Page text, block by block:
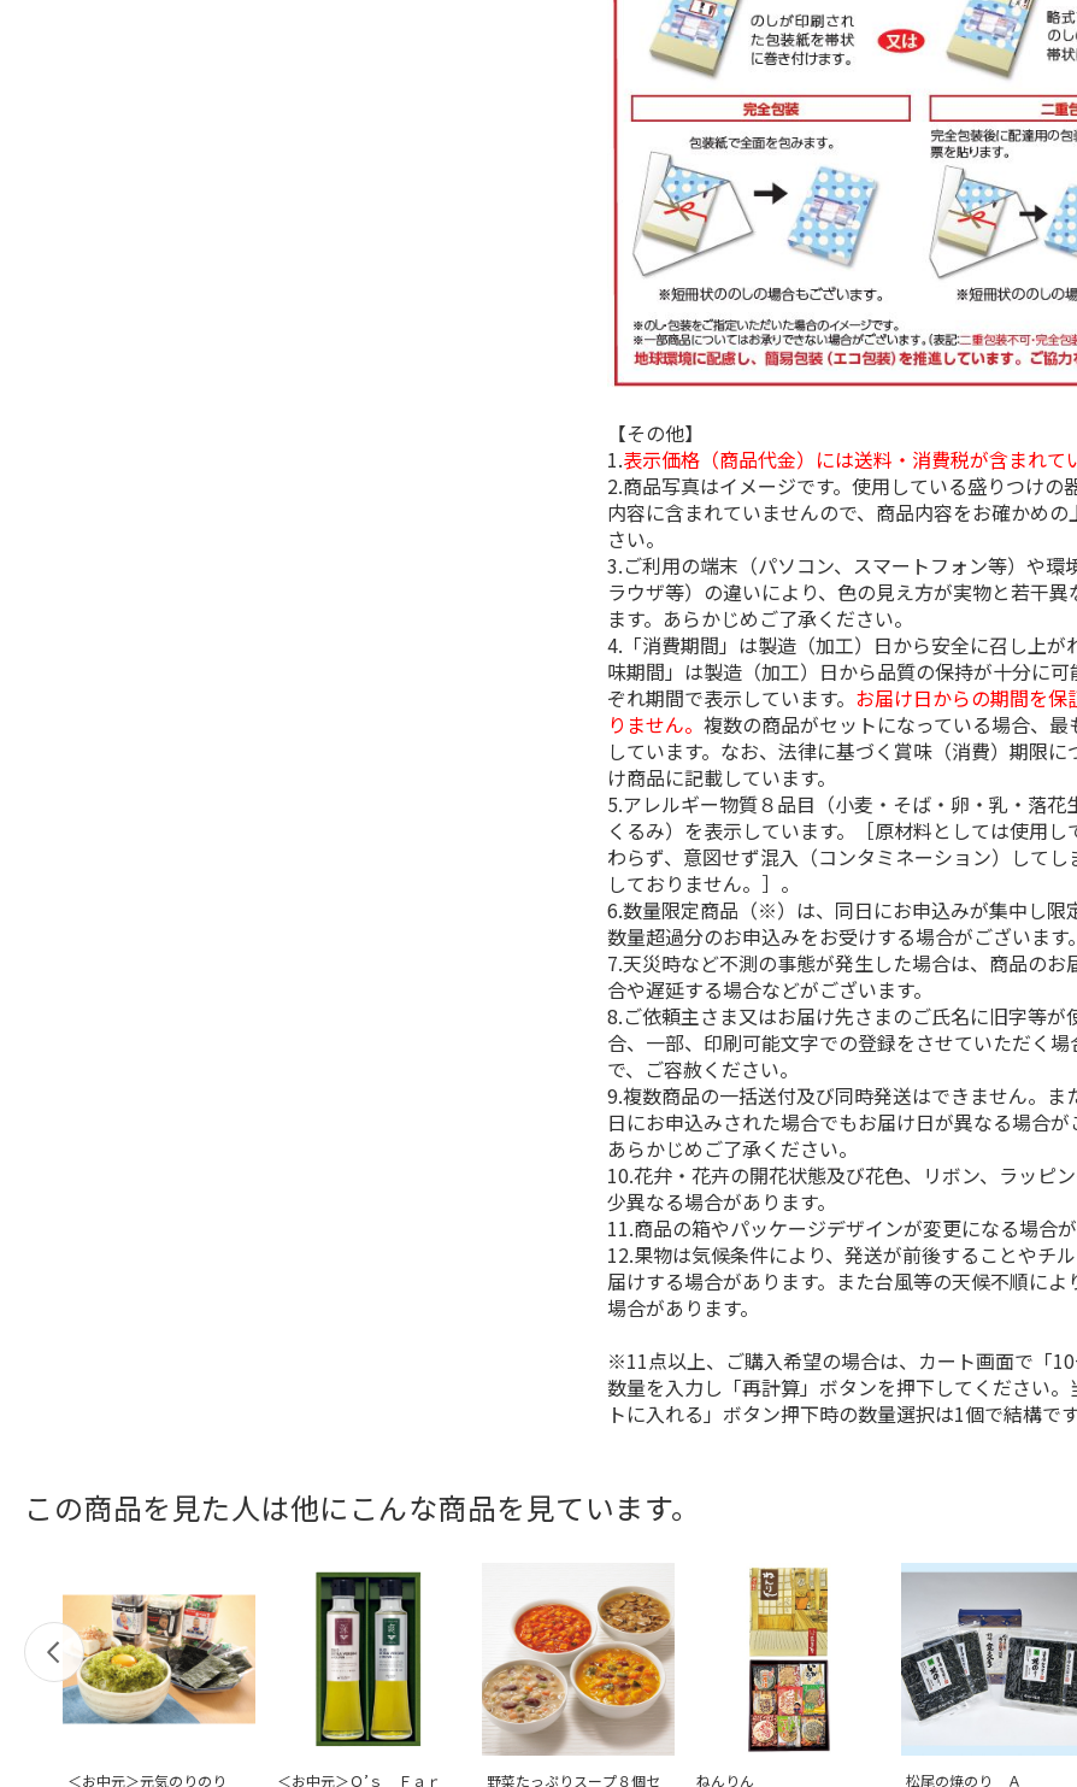
【その他】
1.表示価格（商品代金）には送料・消費税が含まれて
2.商品写真はイメージです。使用している盛りつけの
内容に含まれていませんので、商品内容をお確かめの
さい。
3.ご利用の端末（パソコン、スマートフォン等）や環
ラウザ等）の違いにより、色の見え方が実物と若干異
ます。あらかじめご了承ください。
4.「消費期間」は製造（加工）日から安全に召し上が
味期間」は製造（加工）日から品質の保持が十分に
ぞれ期間で表示しています。 お届け日からの期間を保
りません。複数の商品がセットになっている場合、最
しています。なお、法律に基づく賞味（消費）期限に
け商品に記載しています。
5.アレルギー物質８品目（小麦・そば・卵・乳・落花
くるみ）を表示しています。［原材料としては使用
わらず、意図せず混入（コンタミネーション）してし
しておりません。］。
6.数量限定商品（※）は、同日にお申込みが集中し限
数量超過分のお申込みをお受けする場合がございます。
7.天災時など不測の事態が発生した場合は、商品のお
合や遅延する場合などがございます。
8.ご依頼主さま又はお届け先さまのご氏名に旧字等が
合、一部、印刷可能文字での登録をさせていただく
で、ご容赦ください。
9.複数商品の一括送付及び同時発送はできません。ま
日にお申込みされた場合でもお届け日が異なる場合が
あらかじめご了承ください。
10.花弁・花卉の開花状態及び花色、リボン、ラッピ
少異なる場合があります。
11.商品の箱やパッケージデザインが変更になる場合が
12.果物は気候条件により、発送が前後することやチ
届けする場合があります。また台風等の天候不順によ
場合があります。
※11点以上、ご購入希望の場合は、カート画面で「
数量を入力し「再計算」ボタンを押下してください。
トに入れる」ボタン押下時の数量選択は1個で結構です
この商品を見た人は他にこんな商品を見ています。
＜お中元＞元気のりのり ＜お中元＞Ｏ’ｓ Ｆａｒ 野菜たっぷりスープ８個セ ねんりん 松尾の焼のり Ａ